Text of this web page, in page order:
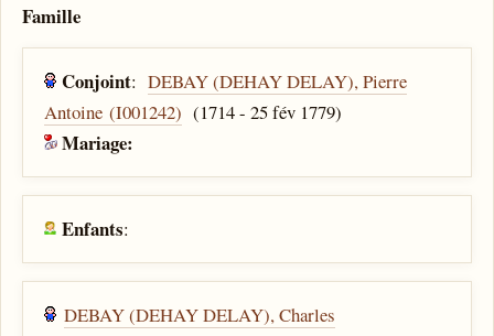
Famille
Conjoint:DEBAY (DEHAY DELAY), Pierre
Antoine (I001242) (1714 - 25 fév 1779)
Mariage:
Enfants:
DEBAY (DEHAY DELAY), Charles